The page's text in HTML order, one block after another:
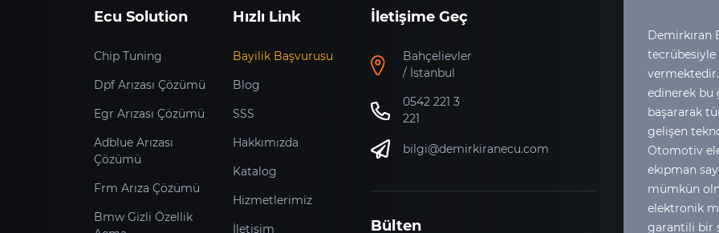
Ecu Solution
Chip Tuning
Dpf Arızası Çözümü
Egr Arızası Çözümü
Adblue Arızası
Çözümü
Frm Arıza Çözümü
Bmw Gizli Özellik
Hızlı Link
Bayilik Başvurusu
Blog
SSS
Hakkımızda
Katalog
Hizmetlerimiz
İletişim
İletişime Geç
Bahçelievler
/ İstanbul
0542 221 3
221
bilgi@demirkiranecu.com
Bülten
Demirkıran
edinerek bu
başararak
gelişen
Otomotiv
ekipman
mümkün
elektronik
garantili bir